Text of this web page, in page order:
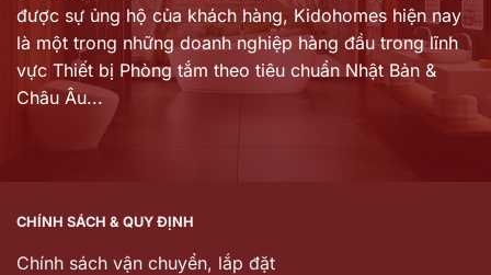
được sự ủng hộ của khách hàng, Kidohomes hiện nay
là một trong những doanh nghiệp hàng đầu trong lĩnh
vực Thiết bị Phòng tắm theo tiêu chuẩn Nhật Bản &
Châu Âu...
CHÍNH SÁCH & QUY ĐỊNH
Chính sách vận chuyển, lắp đặt